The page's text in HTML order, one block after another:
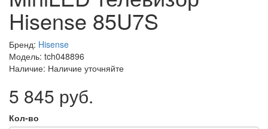
Hisense 85U7S
Бренд: Hisense
Модель: tch048896
Наличие: Наличие уточняйте
5 845 руб.
Кол-во